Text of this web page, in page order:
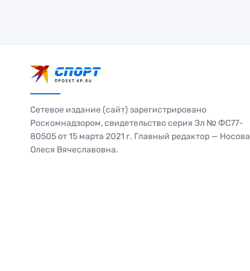
Сетевое издание (сайт) зарегистрировано
Роскомнадзором, свидетельство серия Эл № ФС77-
80505 от 15 марта 2021 г. Главный редактор — Носова
Олеся Вячеславовна.